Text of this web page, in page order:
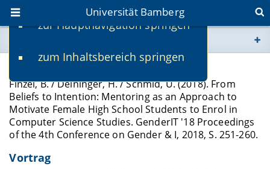
zur Hauptnavigation springen
zum Inhaltsbereich springen
Universität Bamberg
www.uni-bamberg.de
univis.uni-bamberg.de
fis.uni-bamberg.de
Konferenzband
Finzel, B. / Deininger, H. / Schmid, U. (2018). From
Beliefs to Intention: Mentoring as an Approach to
Motivate Female High School Students to Enrol in
Computer Science Studies. GenderIT '18 Proceedings
of the 4th Conference on Gender & I, 2018, S. 251-260.
Vortrag